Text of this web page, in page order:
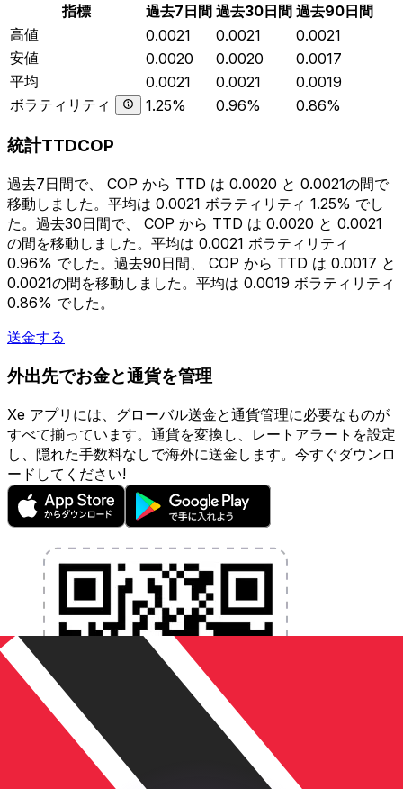
指標 過去7日間 過去30日間 過去90日間
高値
0.0021 0.0021
0.0021
安値
0.0020 0.0020
0.0017
平均
0.0021 0.0021
0.0019
ボラティリティ
1.25% 0.96% 0.86%
統計TTDCOP
過去7日間で、 COP から TTD は 0.0020 と 0.0021の間で
移動しました。平均は 0.0021 ボラティリティ 1.25% でし
た。過去30日間で、 COP から TTD は 0.0020 と 0.0021
の間を移動しました。平均は 0.0021 ボラティリティ
0.96% でした。過去90日間、 COP から TTD は 0.0017 と
0.0021の間を移動しました。平均は 0.0019 ボラティリティ
0.86% でした。
送金する
外出先でお金と通貨を管理
Xe アプリには、グローバル送金と通貨管理に必要なものが
すべて揃っています。通貨を変換し、レートアラートを設定
し、隠れた手数料なしで海外に送金します。今すぐダウンロ
ードしてください!